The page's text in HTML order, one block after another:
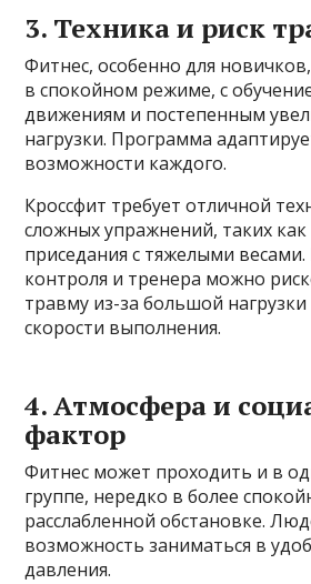
3. Техника и риск
Фитнес, особенно для
в спокойном режиме, с
движениям и постепенным
нагрузки. Программа
возможности каждого.
Кроссфит требует отличной
сложных упражнений, таких
приседания с тяжелыми
контроля и тренера можно
травму из-за большой
скорости выполнения.
4. Атмосфера и
фактор
Фитнес может проходить и в
группе, нередко в более
расслабленной обстановке.
возможность заниматься в
давления.